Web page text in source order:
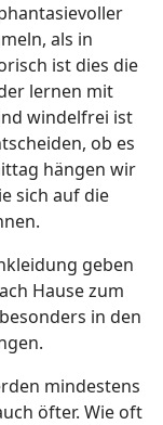
als in
ist dies die
lernen mit
windelfrei ist
ob es
hängen wir
sich auf die
geben
Hause zum
in den
mindestens
öfter. Wie oft